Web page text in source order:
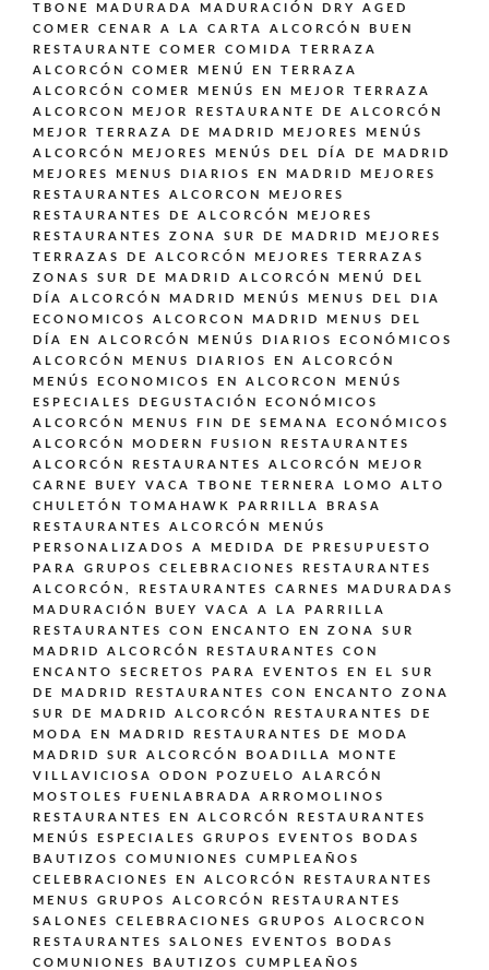
TBONE MADURADA MADURACIÓN DRY AGED
COMER CENAR A LA CARTA ALCORCÓN BUEN
RESTAURANTE
COMER COMIDA TERRAZA
ALCORCÓN
COMER MENÚ EN TERRAZA
ALCORCÓN
COMER MENÚS EN MEJOR TERRAZA
ALCORCON
MEJOR RESTAURANTE DE ALCORCÓN
MEJOR TERRAZA DE MADRID
MEJORES MENÚS
ALCORCÓN
MEJORES MENÚS DEL DÍA DE MADRID
MEJORES MENUS DIARIOS EN MADRID
MEJORES
RESTAURANTES ALCORCON
MEJORES
RESTAURANTES DE ALCORCÓN
MEJORES
RESTAURANTES ZONA SUR DE MADRID
MEJORES
TERRAZAS DE ALCORCÓN
MEJORES TERRAZAS
ZONAS SUR DE MADRID ALCORCÓN
MENÚ DEL
DÍA ALCORCÓN MADRID
MENÚS
MENUS DEL DIA
ECONOMICOS ALCORCON MADRID
MENUS DEL
DÍA EN ALCORCÓN
MENÚS DIARIOS ECONÓMICOS
ALCORCÓN
MENUS DIARIOS EN ALCORCÓN
MENÚS ECONOMICOS EN ALCORCON
MENÚS
ESPECIALES DEGUSTACIÓN ECONÓMICOS
ALCORCÓN
MENUS FIN DE SEMANA ECONÓMICOS
ALCORCÓN
MODERN FUSION
RESTAURANTES
ALCORCÓN
RESTAURANTES ALCORCÓN MEJOR
CARNE BUEY VACA TBONE TERNERA LOMO ALTO
CHULETÓN TOMAHAWK PARRILLA BRASA
RESTAURANTES ALCORCÓN MENÚS
PERSONALIZADOS A MEDIDA DE PRESUPUESTO
PARA GRUPOS CELEBRACIONES
RESTAURANTES
ALCORCÓN,
RESTAURANTES CARNES MADURADAS
MADURACIÓN BUEY VACA A LA PARRILLA
RESTAURANTES CON ENCANTO EN ZONA SUR
MADRID ALCORCÓN
RESTAURANTES CON
ENCANTO SECRETOS PARA EVENTOS EN EL SUR
DE MADRID
RESTAURANTES CON ENCANTO ZONA
SUR DE MADRID ALCORCÓN
RESTAURANTES DE
MODA EN MADRID
RESTAURANTES DE MODA
MADRID SUR ALCORCÓN BOADILLA MONTE
VILLAVICIOSA ODON POZUELO ALARCÓN
MOSTOLES FUENLABRADA ARROMOLINOS
RESTAURANTES EN ALCORCÓN
RESTAURANTES
MENÚS ESPECIALES GRUPOS EVENTOS BODAS
BAUTIZOS COMUNIONES CUMPLEAÑOS
CELEBRACIONES EN ALCORCÓN
RESTAURANTES
MENUS GRUPOS ALCORCÓN
RESTAURANTES
SALONES CELEBRACIONES GRUPOS ALOCRCON
RESTAURANTES SALONES EVENTOS BODAS
COMUNIONES BAUTIZOS CUMPLEAÑOS